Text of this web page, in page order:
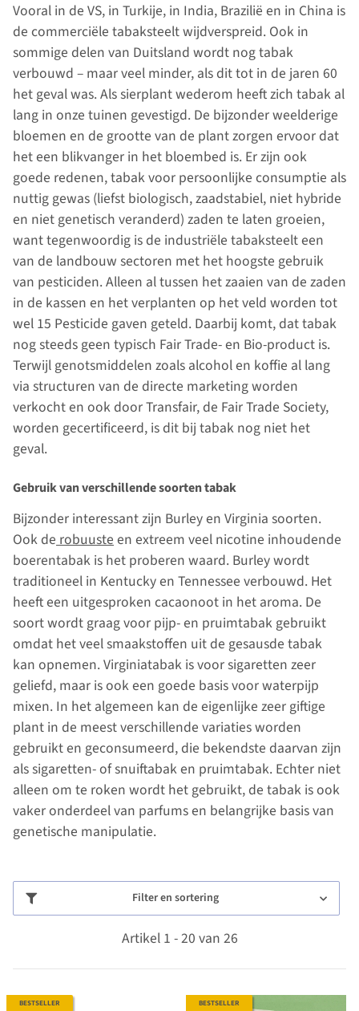
Vooral in de VS, in Turkije, in India, Brazilië en in China is
de commerciële tabaksteelt wijdverspreid. Ook in
sommige delen van Duitsland wordt nog tabak
verbouwd – maar veel minder, als dit tot in de jaren 60
het geval was. Als sierplant wederom heeft zich tabak al
lang in onze tuinen gevestigd. De bijzonder weelderige
bloemen en de grootte van de plant zorgen ervoor dat
het een blikvanger in het bloembed is. Er zijn ook
goede redenen, tabak voor persoonlijke consumptie als
nuttig gewas (liefst biologisch, zaadstabiel, niet hybride
en niet genetisch veranderd) zaden te laten groeien,
want tegenwoordig is de industriële tabaksteelt een
van de landbouw sectoren met het hoogste gebruik
van pesticiden. Alleen al tussen het zaaien van de zaden
in de kassen en het verplanten op het veld worden tot
wel 15 Pesticide gaven geteld. Daarbij komt, dat tabak
nog steeds geen typisch Fair Trade- en Bio-product is.
Terwijl genotsmiddelen zoals alcohol en koffie al lang
via structuren van de directe marketing worden
verkocht en ook door Transfair, de Fair Trade Society,
worden gecertificeerd, is dit bij tabak nog niet het
geval.
Gebruik van verschillende soorten tabak
Bijzonder interessant zijn Burley en Virginia soorten.
Ook derobuusteen extreem veel nicotine inhoudende
boerentabak is het proberen waard. Burley wordt
traditioneel in Kentucky en Tennessee verbouwd. Het
heeft een uitgesproken cacaonoot in het aroma. De
soort wordt graag voor pijp- en pruimtabak gebruikt
omdat het veel smaakstoffen uit de gesausde tabak
kan opnemen. Virginiatabak is voor sigaretten zeer
geliefd, maar is ook een goede basis voor waterpijp
mixen. In het algemeen kan de eigenlijke zeer giftige
plant in de meest verschillende variaties worden
gebruikt en geconsumeerd, die bekendste daarvan zijn
als sigaretten- of snuiftabak en pruimtabak. Echter niet
alleen om te roken wordt het gebruikt, de tabak is ook
vaker onderdeel van parfums en belangrijke basis van
genetische manipulatie.
Filter en sortering
Artikel 1 - 20 van 26
BESTSELLER BESTSELLER